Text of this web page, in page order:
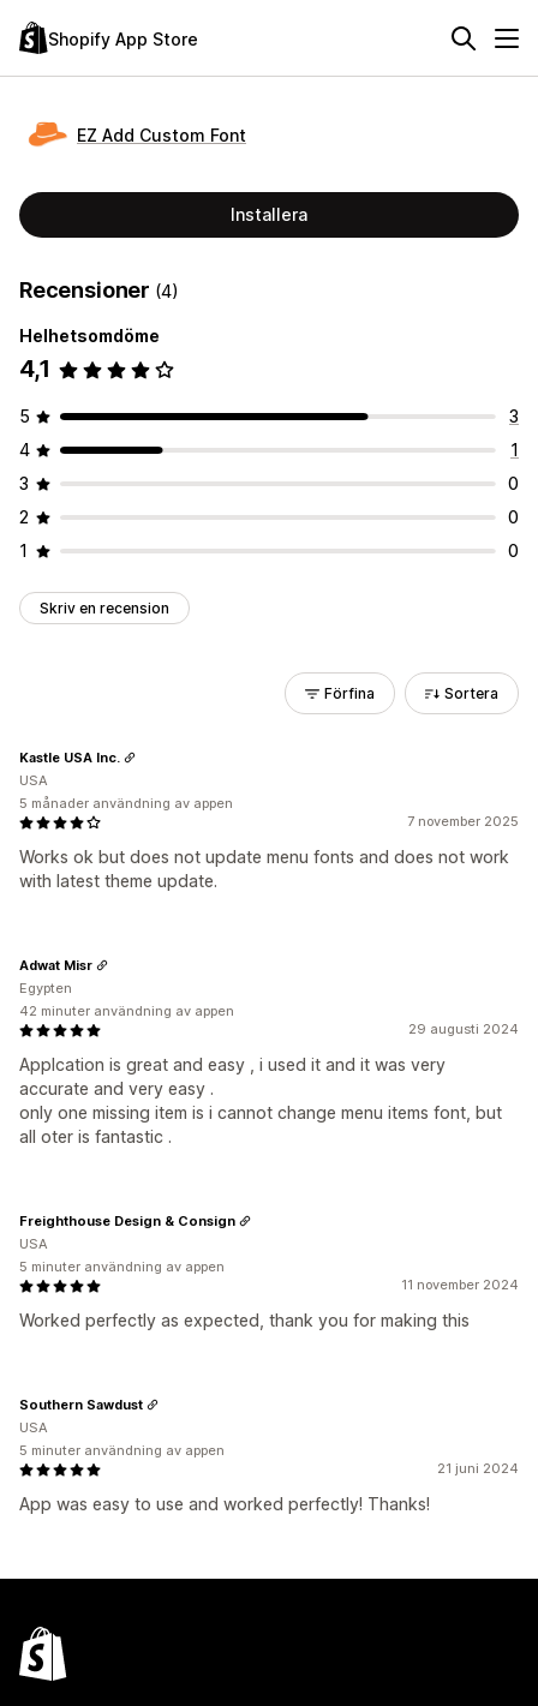
Shopify App Store
EZ Add Custom Font
Installera
Recensioner (4)
Helhetsomdöme
4,1
5
3
4
1
3
0
2
0
1
0
Skriv en recension
Förfina Sortera
7 november 2025
Works ok but does not update menu fonts and does not work
with latest theme update.
Kastle USA Inc.
USA
5 månader användning av appen
29 augusti 2024
Applcation is great and easy , i used it and it was very
accurate and very easy .
only one missing item is i cannot change menu items font, but
all oter is fantastic .
Adwat Misr
Egypten
42 minuter användning av appen
11 november 2024
Worked perfectly as expected, thank you for making this
Freighthouse Design & Consign
USA
5 minuter användning av appen
21 juni 2024
App was easy to use and worked perfectly! Thanks!
Southern Sawdust
USA
5 minuter användning av appen